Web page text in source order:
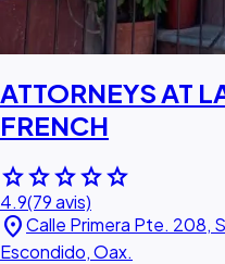
ATTORNEYS AT
FRENCH
starstarstarstarstar
4.9(79 avis)
location_onCalle Primera Pte. 208,
Escondido, Oax.